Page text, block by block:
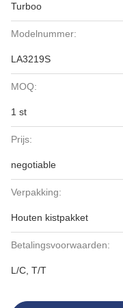
Turboo
Modelnummer:
LA3219S
MOQ:
1 st
Prijs:
negotiable
Verpakking:
Houten kistpakket
Betalingsvoorwaarden:
L/C, T/T